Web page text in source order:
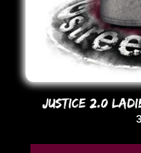
JUSTICE 2.0